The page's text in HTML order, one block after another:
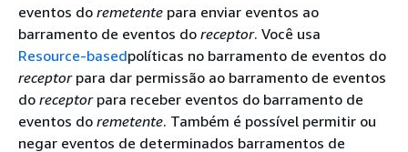
eventos do remetente para enviar eventos ao
barramento de eventos do receptor. Você usa
Resource-basedpolíticas no barramento de eventos do
receptorpara dar permissão ao barramento de eventos
do receptorpara receber eventos do barramento de
eventos do remetente. Também é possível permitir ou
negar eventos de determinados barramentos de